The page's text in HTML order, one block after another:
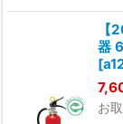
【
器
[
お